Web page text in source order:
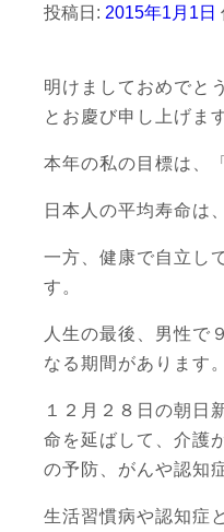
投稿日: 2015年1月1日
明けましておめでと
とお慶び申し上げま
本年の私の目標は、
日本人の平均寿命は
一方、健康で自立し
す。
人生の最後、男性で
なる期間があります。
１２月２８日の朝日
命を延ばして、介護
の予防、がんや認知
生活習慣病や認知症